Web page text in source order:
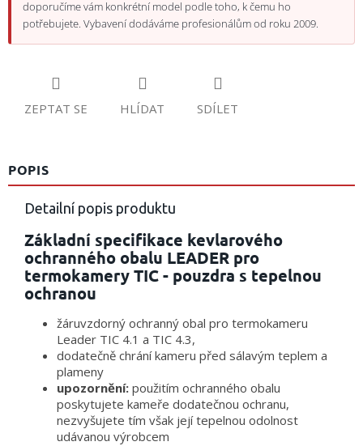
doporučíme vám konkrétní model podle toho, k čemu ho
potřebujete. Vybavení dodáváme profesionálům od roku 2009.
ZEPTAT SE HLÍDAT SDÍLET
POPIS
Detailní popis produktu
Základní specifikace kevlarového
ochranného obalu LEADER pro
termokamery TIC - pouzdra s tepelnou
ochranou
žáruvzdorný ochranný obal pro termokameru
Leader TIC 4.1 a TIC 4.3,
dodatečně chrání kameru před sálavým teplem a
plameny
upozornění: použitím ochranného obalu
poskytujete kameře dodatečnou ochranu,
nezvyšujete tím však její tepelnou odolnost
udávanou výrobcem